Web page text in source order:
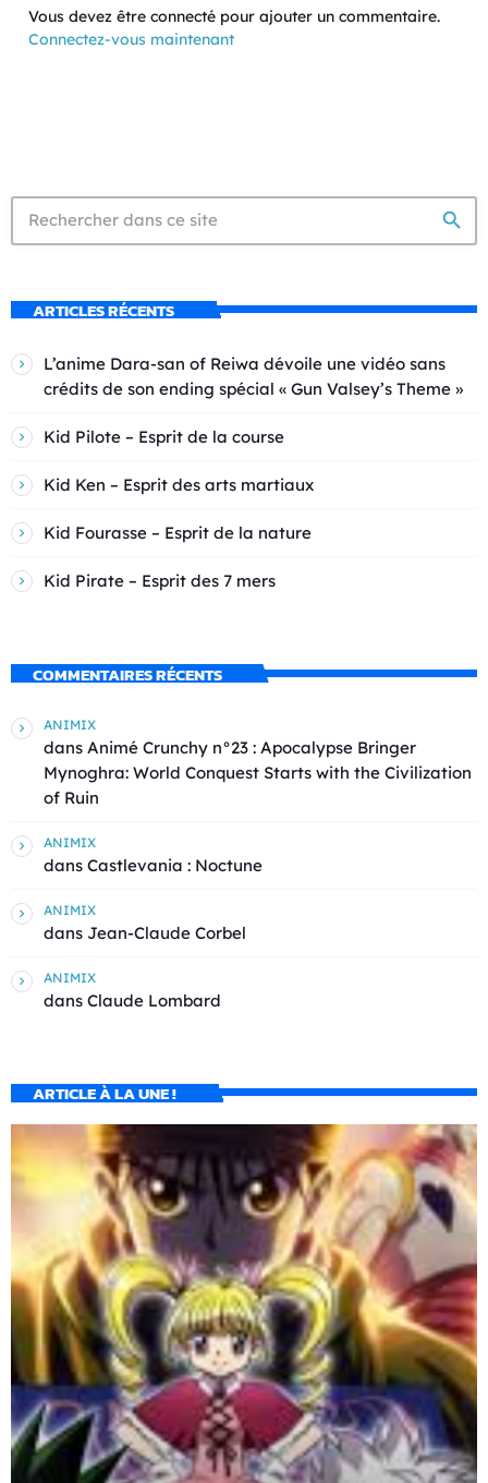
Vous devez être connecté pour ajouter un commentaire.
Connectez-vous maintenant
search
ARTICLES RÉCENTS
L’anime Dara-san of Reiwa dévoile une vidéo sans
crédits de son ending spécial « Gun Valsey’s Theme »
Kid Pilote – Esprit de la course
Kid Ken – Esprit des arts martiaux
Kid Fourasse – Esprit de la nature
Kid Pirate – Esprit des 7 mers
COMMENTAIRES RÉCENTS
ANIMIX
dans Animé Crunchy n°23 : Apocalypse Bringer
Mynoghra: World Conquest Starts with the Civilization
of Ruin
ANIMIX
dans Castlevania : Noctune
ANIMIX
dans Jean-Claude Corbel
ANIMIX
dans Claude Lombard
ARTICLE À LA UNE !